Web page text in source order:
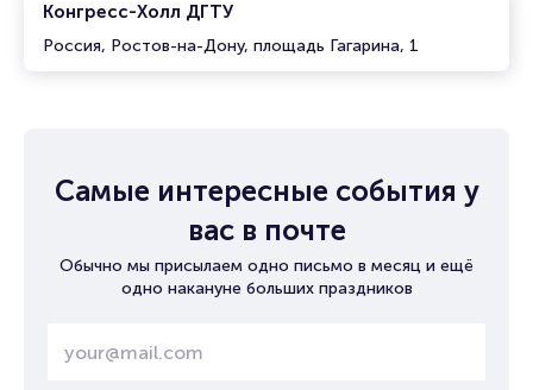
Конгресс-Холл ДГТУ
Россия, Ростов-на-Дону, площадь Гагарина, 1
Самые интересные события у
вас в почте
Обычно мы присылаем одно письмо в месяц и ещё
одно накануне больших праздников